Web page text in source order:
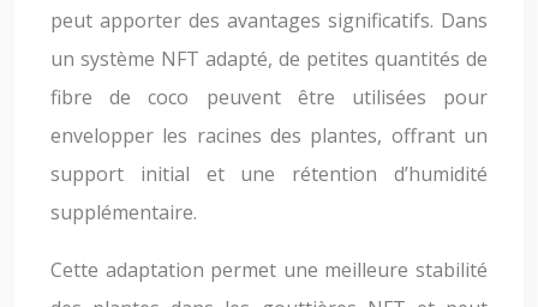
peut apporter des avantages significatifs. Dans
un système NFT adapté, de petites quantités de
fibre de coco peuvent être utilisées pour
envelopper les racines des plantes, offrant un
support initial et une rétention d’humidité
supplémentaire.
Cette adaptation permet une meilleure stabilité